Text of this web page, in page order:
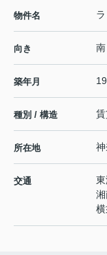
物件名
向き 南
築年月
種別 / 構造
所在地
交通